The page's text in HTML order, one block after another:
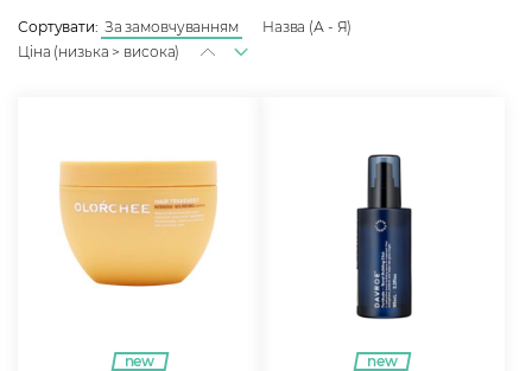
Сортувати: За замовчуванням
Назва (А - Я)
Ціна (низька > висока)
new
new